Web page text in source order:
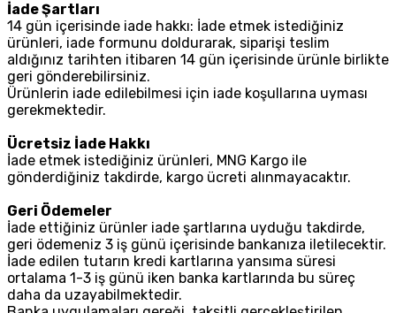
İade Şartları
14 gün içerisinde iade hakkı: İade etmek istediğiniz
ürünleri, iade formunu doldurarak, siparişi teslim
aldığınız tarihten itibaren 14 gün içerisinde ürünle birlikte
geri gönderebilirsiniz.
Ürünlerin iade edilebilmesi için iade koşullarına uyması
gerekmektedir.
Ücretsiz İade Hakkı
İade etmek istediğiniz ürünleri, MNG Kargo ile
gönderdiğiniz takdirde, kargo ücreti alınmayacaktır.
Geri Ödemeler
İade ettiğiniz ürünler iade şartlarına uyduğu takdirde,
geri ödemeniz 3 iş günü içerisinde bankanıza iletilecektir.
İade edilen tutarın kredi kartlarına yansıma süresi
ortalama 1-3 iş günü iken banka kartlarında bu süreç
daha da uzayabilmektedir.